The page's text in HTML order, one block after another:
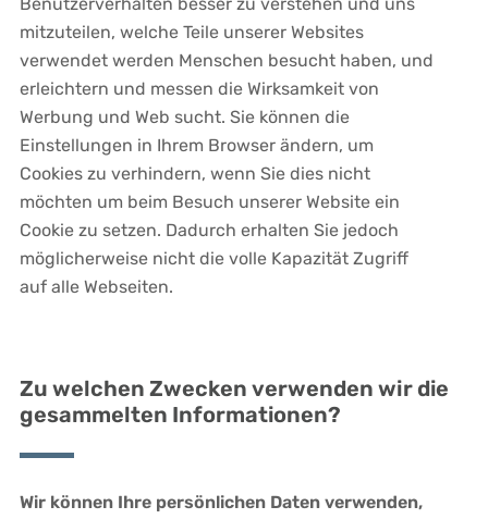
mitzuteilen, welche Teile unserer Websites
verwendet werden Menschen besucht haben, und
erleichtern und messen die Wirksamkeit von
Werbung und Web sucht. Sie können die
Einstellungen in Ihrem Browser ändern, um
Cookies zu verhindern, wenn Sie dies nicht
möchten um beim Besuch unserer Website ein
Cookie zu setzen. Dadurch erhalten Sie jedoch
möglicherweise nicht die volle Kapazität Zugriff
auf alle Webseiten.
Zu welchen Zwecken verwenden wir die
gesammelten Informationen?
Wir können Ihre persönlichen Daten verwenden,